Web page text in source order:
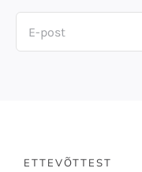
ETTEVÕTTEST